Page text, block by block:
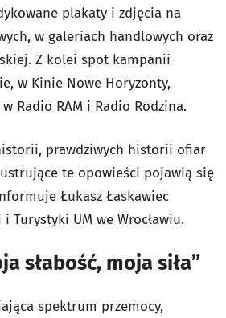
plakaty i zdjęcia na
w galeriach handlowych oraz
Z kolei spot kampanii
w Kinie Nowe Horyzonty,
w Radio RAM i Radio Rodzina.
prawdziwych historii ofiar
te opowieści pojawią się
Łukasz Łaskawiec
Turystyki UM we Wrocławiu.
słabość, moja siła”
spektrum przemocy,